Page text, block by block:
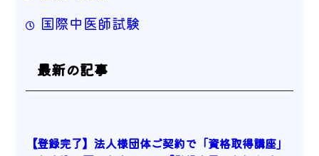
国際中医師試験
最新の記事
【登録完了】法人様団体ご契約で「資格取得講座」